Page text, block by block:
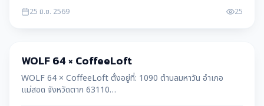
8.00-17.00 บริการเครื่องดื่ม อาหารต
25 มิ.ย. 2569 25
ท่องเที่ยว
WOLF 64 × CoffeeLoft
WOLF 64 × CoffeeLoft ตั้งอยู่ที่: 1090 ตำบลมหาวัน อำเภอ
แม่สอด จังหวัดตาก 63110